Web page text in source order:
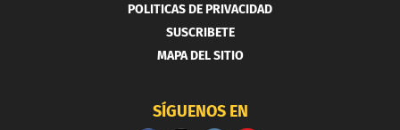
POLITICAS DE PRIVACIDAD
SUSCRIBETE
MAPA DEL SITIO
SÍGUENOS EN